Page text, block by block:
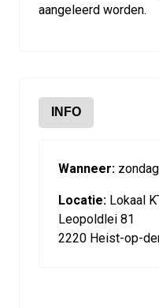
aangeleerd worden.
INFO
Wanneer:
Locatie: Lokaal
Leopoldlei 81
2220 Heist-op-